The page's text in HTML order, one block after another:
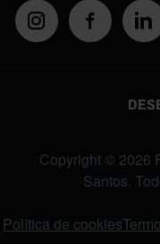
Copyright © 2026
Santos.
Política de cookies